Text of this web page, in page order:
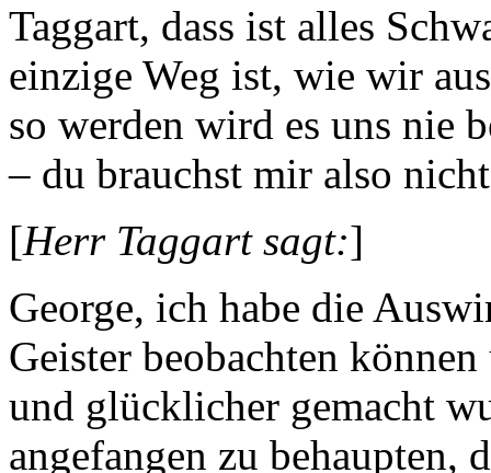
Taggart, dass ist alles
einzige Weg ist, wie wir
so werden wird es uns nie
– du brauchst mir also
[Herr Taggart sagt:]
George, ich habe die
Geister beobachten
und glücklicher gemacht
angefangen zu behaupten,